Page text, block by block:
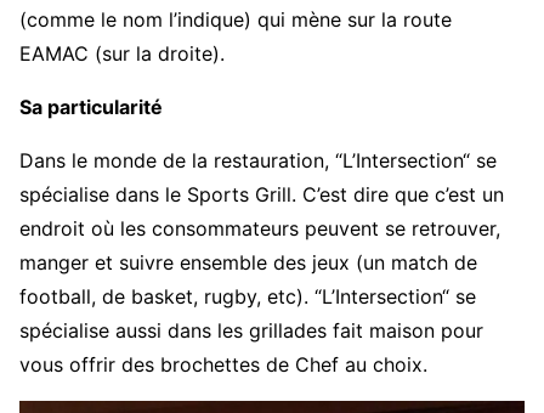
(comme le nom l’indique) qui mène sur la route
EAMAC (sur la droite).
Sa particularité
Dans le monde de la restauration, “L’Intersection“ se
spécialise dans le Sports Grill. C’est dire que c’est un
endroit où les consommateurs peuvent se retrouver,
manger et suivre ensemble des jeux (un match de
football, de basket, rugby, etc). “L’Intersection“ se
spécialise aussi dans les grillades fait maison pour
vous offrir des brochettes de Chef au choix.